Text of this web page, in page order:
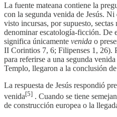
La fuente mateana contiene la
con la segunda venida de Jesús.
visto incursas, por supuesto,
denominar escatología-ficción. De
significa únicamente venida o
II Corintios 7, 6; Filipenses 1, 26).
para referirse a una segunda
Templo, llegaron a la conclusión
La respuesta de Jesús respondió
venida[5] . Cuando se tiene
de construcción europea o la